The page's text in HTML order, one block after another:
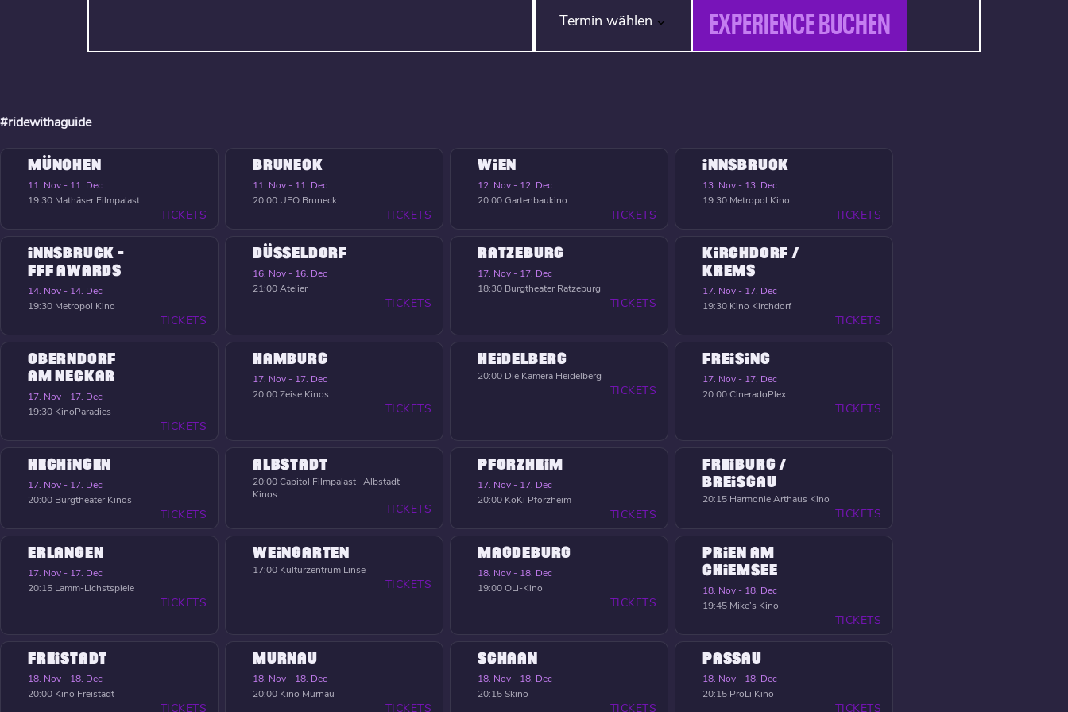
Termin wählen EXPERIENCE BUCHEN
#ridewithaguide
MÜNCHEN
11. Nov - 11. Dec
19:30 Mathäser Filmpalast
TICKETS
BRUNECK
11. Nov - 11. Dec
20:00 UFO Bruneck
TICKETS
WIEN
12. Nov - 12. Dec
20:00Gartenbaukino
TICKETS
INNSBRUCK
13. Nov - 13. Dec
19:30 Metropol Kino
TICKETS
INNSBRUCK -
FFF AWARDS
14. Nov - 14. Dec
19:30 Metropol Kino
TICKETS
DÜSSELDORF
16. Nov - 16. Dec
21:00Atelier
TICKETS
RATZEBURG
17. Nov - 17. Dec
18:30 Burgtheater Ratzeburg
TICKETS
KIRCHDORF /
KREMS
17. Nov - 17. Dec
19:30 Kino Kirchdorf
TICKETS
OBERNDORF
AM NECKAR
17. Nov - 17. Dec
19:30 KinoParadies
TICKETS
HAMBURG
17. Nov - 17. Dec
20:00Zeise Kinos
TICKETS
HEIDELBERG
20:00 Die Kamera Heidelberg
TICKETS
FREISING
17. Nov - 17. Dec
20:00CineradoPlex
TICKETS
HECHINGEN
17. Nov - 17. Dec
20:00 Burgtheater Kinos
TICKETS
ALBSTADT
20:00Capitol Filmpalast · Albstadt
Kinos
TICKETS
PFORZHEIM
17. Nov - 17. Dec
20:00 KoKi Pforzheim
TICKETS
FREIBURG /
BREISGAU
20:15 Harmonie Arthaus Kino
TICKETS
ERLANGEN
17. Nov - 17. Dec
20:15 Lamm-Lichstspiele
TICKETS
WEINGARTEN
17:00 Kulturzentrum Linse
TICKETS
MAGDEBURG
18. Nov - 18. Dec
19:00OLi-Kino
TICKETS
PRIEN AM
CHIEMSEE
18. Nov - 18. Dec
19:45 Mike’s Kino
TICKETS
FREISTADT
18. Nov - 18. Dec
20:00 Kino Freistadt
TICKETS
MURNAU
18. Nov - 18. Dec
20:00 Kino Murnau
TICKETS
SCHAAN
18. Nov - 18. Dec
20:15Skino
TICKETS
PASSAU
18. Nov - 18. Dec
20:15 ProLi Kino
TICKETS